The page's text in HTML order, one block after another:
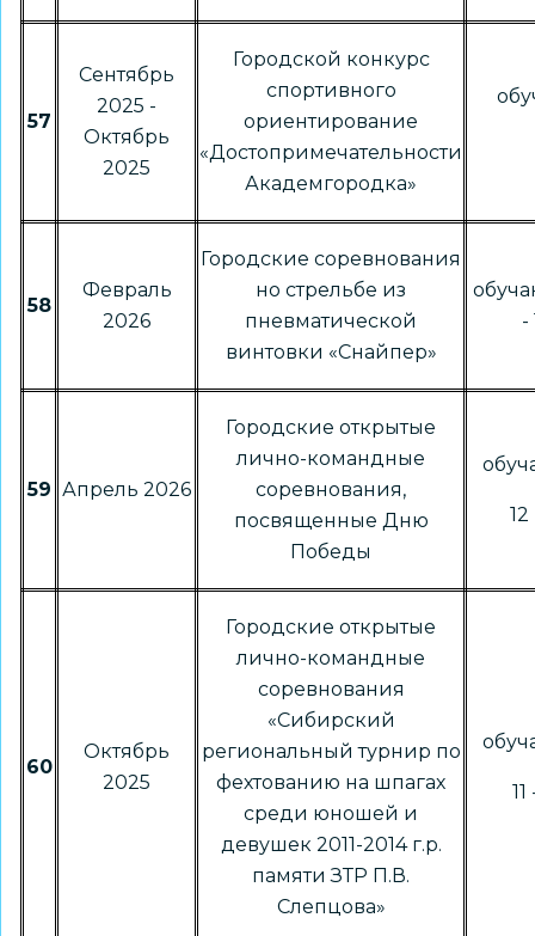
57
Сентябрь
2025 -
Октябрь
2025
Городской конкурс
спортивного
ориентирование
«Достопримечательности
Академгородка»
58
Февраль
2026
Городские соревнования
но стрельбе из
пневматической
винтовки «Снайпер»
-
59 Апрель 2026
Городские открытые
лично-командные
соревнования,
посвященные Дню
Победы
12
60
Октябрь
2025
Городские открытые
лично-командные
соревнования
«Сибирский
региональный турнир по
фехтованию на шпагах
среди юношей и
девушек 2011-2014 г.р.
памяти ЗТР П.В.
Слепцова»